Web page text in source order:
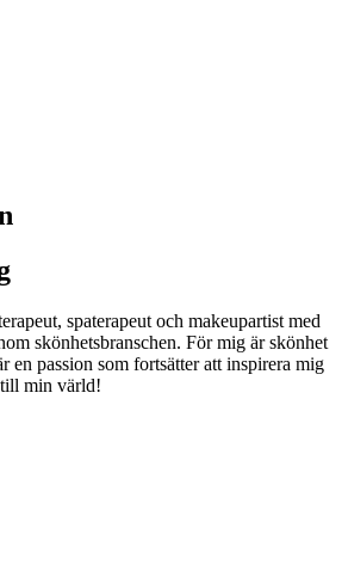
spaterapeut och makeupartist med
skönhetsbranschen. För mig är skönhet
en passion som fortsätter att inspirera mig
min värld!